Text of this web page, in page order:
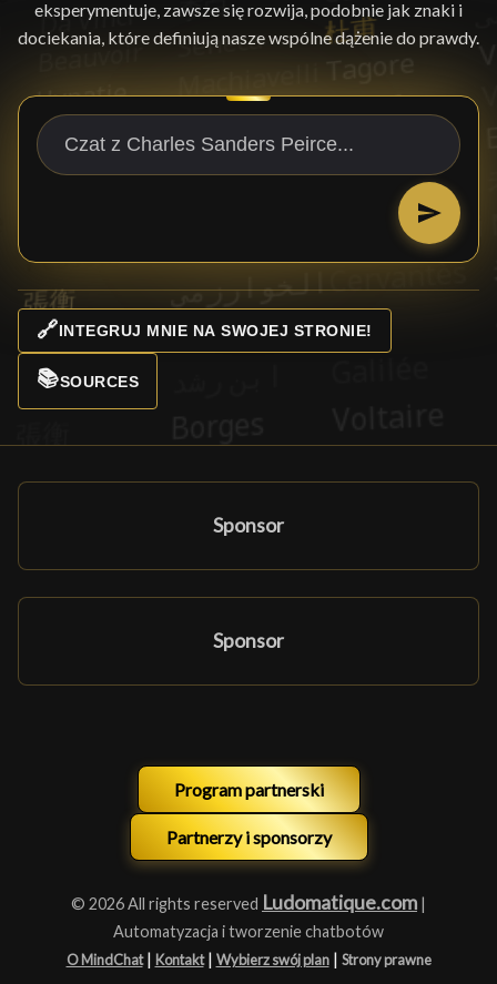
eksperymentuje, zawsze się rozwija, podobnie jak znaki i
dociekania, które definiują nasze wspólne dążenie do prawdy.
🔗INTEGRUJ MNIE NA SWOJEJ STRONIE!
📚SOURCES
Sponsor
Sponsor
Program partnerski
Partnerzy i sponsorzy
© 2026 All rights reserved Ludomatique.com |
Automatyzacja i tworzenie chatbotów
O MindChat | Kontakt | Wybierz swój plan | Strony prawne